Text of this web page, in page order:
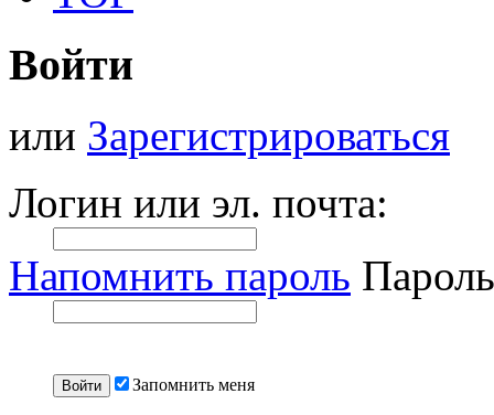
Войти
или Зарегистрироваться
Логин или эл. почта:
Напомнить пароль
Запомнить меня